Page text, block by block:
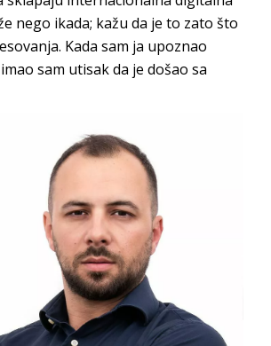
nego ikada; kažu da je to zato što
Kada sam ja upoznao
sam utisak da je došao sa